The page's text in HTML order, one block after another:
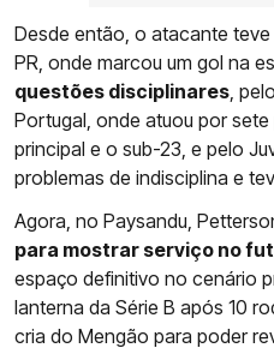
Desde então, o atacante
PR, onde marcou um gol na
questões disciplinares,
Portugal, onde atuou por
principal e o sub-23, e pelo
problemas de indisciplina e
Agora, no Paysandu,
para mostrar serviço no
espaço definitivo no cenário
lanterna da Série B após 10
cria do Mengão para poder